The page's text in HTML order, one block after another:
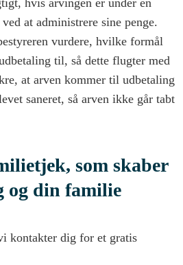
at administrere sine penge.
vurdere, hvilke formål
til, så dette flugter med
at arven kommer til udbetaling
saneret, så arven ikke går tabt
som skaber
og din familie
kontakter dig for et gratis